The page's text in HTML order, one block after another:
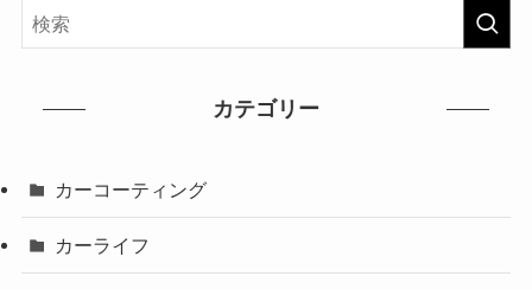
カテゴリー
カーコーティング
カーライフ